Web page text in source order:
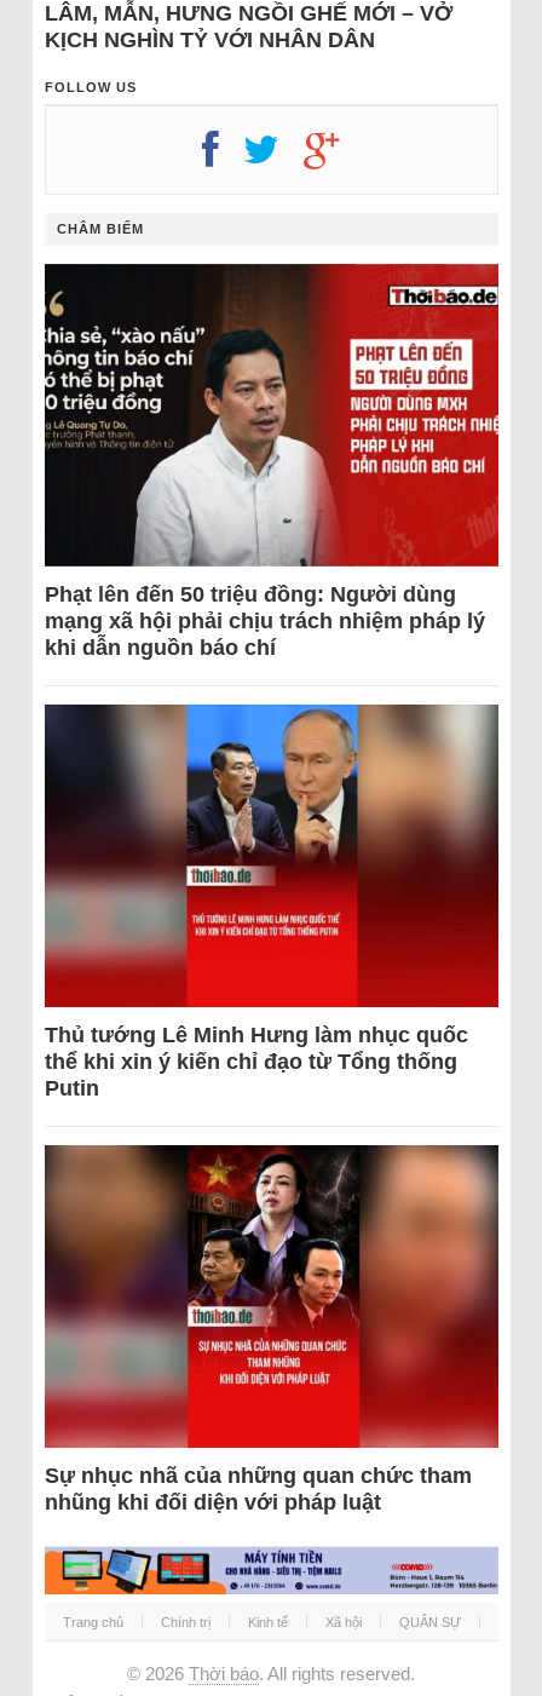
LÂM, MẪN, HƯNG NGỒI GHẾ MỚI – VỞ
KỊCH NGHÌN TỶ VỚI NHÂN DÂN
FOLLOW US
CHÂM BIẾM
Phạt lên đến 50 triệu đồng: Người dùng
mạng xã hội phải chịu trách nhiệm pháp lý
khi dẫn nguồn báo chí
Thủ tướng Lê Minh Hưng làm nhục quốc
thể khi xin ý kiến chỉ đạo từ Tổng thống
Putin
Sự nhục nhã của những quan chức tham
nhũng khi đối diện với pháp luật
Trang chủ Chính trị Kinh tế Xã hội QUÂN SỰ
© 2026 Thời báo. All rights reserved.